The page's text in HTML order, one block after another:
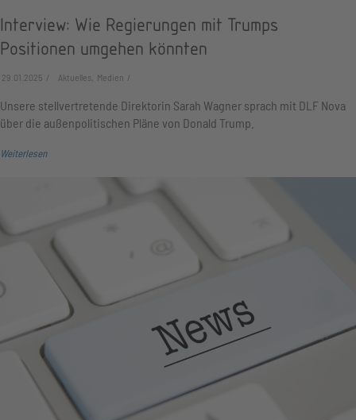
Interview: Wie Regierungen mit Trumps
Positionen umgehen könnten
29.01.2025 Aktuelles, Medien
Unsere stellvertretende Direktorin Sarah Wagner sprach mit DLF Nova
über die außenpolitischen Pläne von Donald Trump.
Weiterlesen